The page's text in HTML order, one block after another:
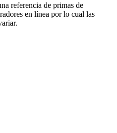
referencia de primas de
en línea por lo cual las